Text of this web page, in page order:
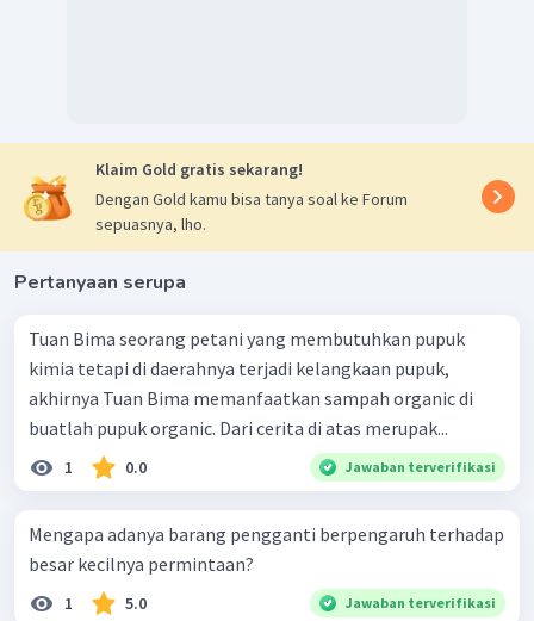
harga suatu barang adalah barang komplementer
karena pada dasarnya kedua barang tersebut merupakan
barang yang berbeda dan diproduksi oleh penjual yang
berbeda meskipun sifatnya saling melengkapi.
Jadi, jawaban yang tepat berdasarkan uraian tersebut
adalah C.
Klaim Gold gratis sekarang!
Dengan Gold kamu bisa tanya soal ke Forum
sepuasnya, lho.
Pertanyaan serupa
Tuan Bima seorang petani yang membutuhkan pupuk
kimia tetapi di daerahnya terjadi kelangkaan pupuk,
akhirnya Tuan Bima memanfaatkan sampah organic di
buatlah pupuk organic. Dari cerita di atas merupak...
1 0.0 Jawaban terverifikasi
Mengapa adanya barang pengganti berpengaruh terhadap
besar kecilnya permintaan?
1 5.0 Jawaban terverifikasi